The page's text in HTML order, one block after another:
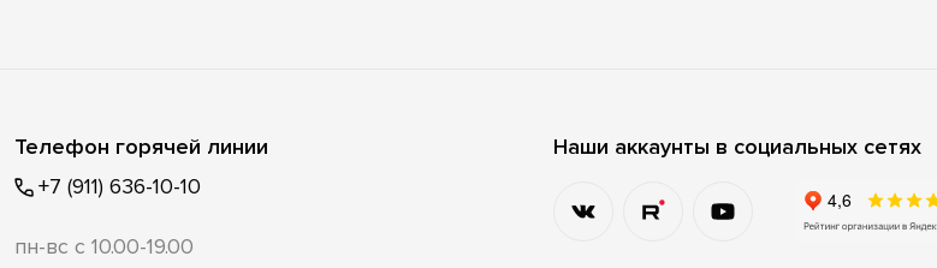
Телефон горячей линии
+7 (911) 636-10-10
пн-вс с 10.00-19.00
Наши аккаунты в социальных сетях